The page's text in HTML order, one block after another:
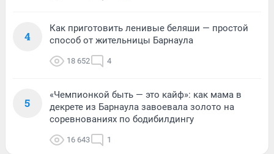
4
Как приготовить ленивые беляши — простой
способ от жительницы Барнаула
18 652 4
5
«Чемпионкой быть — это кайф»: как мама в
декрете из Барнаула завоевала золото на
соревнованиях по бодибилдингу
16 643 1